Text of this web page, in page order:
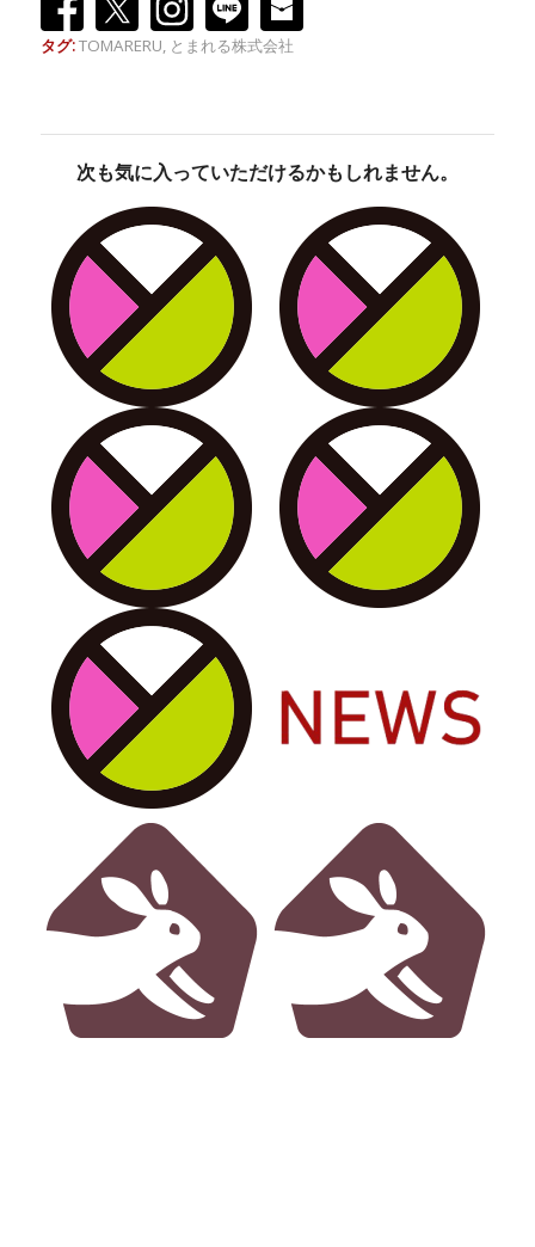
タグ:TOMARERU とまれる株式会社
次も気に入っていただけるかもしれません。